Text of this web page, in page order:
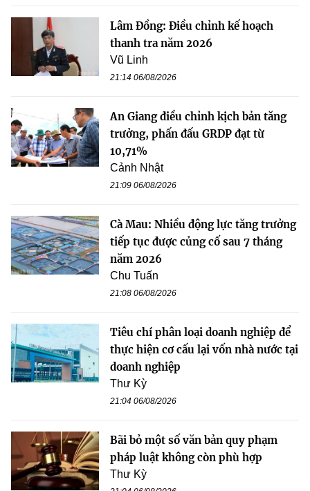
Lâm Đồng: Điều chỉnh kế hoạch
thanh tra năm 2026
Vũ Linh
21:14 06/08/2026
An Giang điều chỉnh kịch bản tăng
trưởng, phấn đấu GRDP đạt từ
10,71%
Cảnh Nhật
21:09 06/08/2026
Cà Mau: Nhiều động lực tăng trưởng
tiếp tục được củng cố sau 7 tháng
năm 2026
Chu Tuấn
21:08 06/08/2026
Tiêu chí phân loại doanh nghiệp để
thực hiện cơ cấu lại vốn nhà nước tại
doanh nghiệp
Thư Kỳ
21:04 06/08/2026
Bãi bỏ một số văn bản quy phạm
pháp luật không còn phù hợp
Thư Kỳ